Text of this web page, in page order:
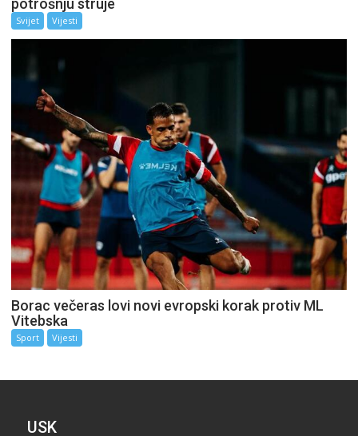
potrošnju struje
Svijet Vijesti
Borac večeras lovi novi evropski korak protiv ML
Vitebska
Sport Vijesti
USK